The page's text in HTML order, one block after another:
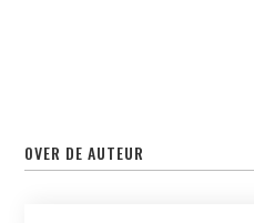
OVER DE AUTEUR